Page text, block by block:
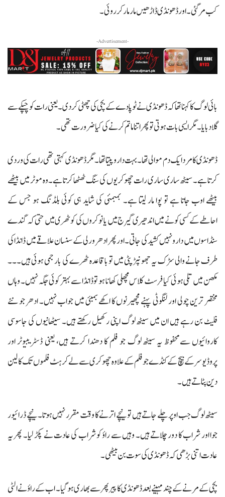
کب مرگئی۔ اور ڈھونڈی ڈاڑھیں مار مار کر روئی۔
-Advertisement-
بائی لوگ کا کہنا تھا کہ ڈھونڈی نے ٹوپادے کے بچی کی چھٹی کردی۔ یعنی رات کو چپکے سے
گلا دبایا۔ مگر ایسی بات ہوتی تو پھر اتنا ماتم کرنے کی کیا ضرورت تھی۔
ڈھونڈی کا مرد ایک دم موالی تھا۔ بہت دارو پیتا تھا۔ مگر ڈھونڈی کہتی تھی رات کی وردی
کرتا ہے۔ سیٹھ ساری ساری رات چھوکریوں کی سنگ ٹھٹھا کرتا ہے۔ وہ موٹر میں بیٹھے
بیٹھے اوب جاتا ہے تو پوا مار لیتا ہے۔ بمبمئی کی شاید ہی کوئی بلڈنگ ہو جس کے
احاطےکے کسی کونے میں اندھیری گیرج میں یا نوکروں کی کوٹھری میں حتی کہ گندے
سنڈاسوں میں دارو نہیں کشیدکی جاتی۔ اور پھر ادھر ورلی کے سنسان علاقے میں ڈانڈا کی
طرف جانے والی سڑک یہ جھونپڑ پٹی میں تو باقاعدہ ٹھرے کی بار جمی ہوئی ہیں۔۔۔
مکھن میں تلی ہوئی کیا فرسٹ کلاس مچھلی کھانا ہو تو ڈانڈا سے بہتر کوئی جگہ نہیں۔ وہاں
مختصر ترین چولی اور لنگوٹی پہنے مچھیرنوں کا اکھے بمبئی میں جواب نہیں۔ ادھر جو نئے
فلیٹ بن رہے ہیں ان میں سیٹھ لوگ اپنی رکھیل رکھتے ہیں۔ سیٹھانیوں کی جاسوسی
کاروائیوں سےمحفوظ یہ سیٹھ لوگ جو فلم کا دھندا کرتے ہیں، یعنی ڈسٹریبیوٹر اور
پروڈیوسر کے بیچ کے کنڈے جو فلم کے علاوہ چھوکری سے لے کر ہٹ فلموں تک کا لین
دین پٹاتے ہیں۔
سیٹھ لوگ جب اوپر چلے جاتے ہیں تو نیچے اترنے کا وقت مقرر نہیں ہوتا۔ نیچے ڈرائیور
جوا اور شراب کا دور چلاتے ہیں۔ وہیں سے راؤ کو شراب کی عادت نے پکڑ لیا۔ پھر یہ
عادت اتنی بڑھی کہ ڈھونڈی کی سوت بن بیٹھی۔
بچی کے مرنے کے چند مہینے بعد ڈھونڈی کا پیر پھر سے بھاری ہوگیا۔ اب کے راؤ نے الٹی